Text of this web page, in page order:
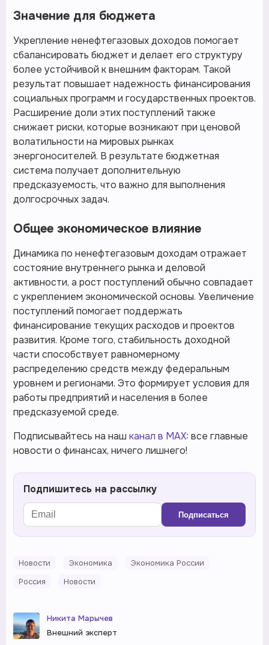
Значение для бюджета
Укрепление ненефтегазовых доходов помогает
сбалансировать бюджет и делает его структуру
более устойчивой к внешним факторам. Такой
результат повышает надежность финансирования
социальных программ и государственных проектов.
Расширение доли этих поступлений также
снижает риски, которые возникают при ценовой
волатильности на мировых рынках
энергоносителей. В результате бюджетная
система получает дополнительную
предсказуемость, что важно для выполнения
долгосрочных задач.
Общее экономическое влияние
Динамика по ненефтегазовым доходам отражает
состояние внутреннего рынка и деловой
активности, а рост поступлений обычно совпадает
с укреплением экономической основы. Увеличение
поступлений помогает поддержать
финансирование текущих расходов и проектов
развития. Кроме того, стабильность доходной
части способствует равномерному
распределению средств между федеральным
уровнем и регионами. Это формирует условия для
работы предприятий и населения в более
предсказуемой среде.
Подписывайтесь на наш канал в MAX: все главные
новости о финансах, ничего лишнего!
Подпишитесь на рассылку
Подписаться
Новости Экономика
Экономика России
Россия
Новости
Никита Марычев
Внешний эксперт